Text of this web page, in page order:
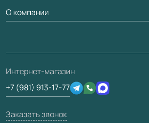
Погонаж
Вопрос-ответ
Отзывы клиентов
Техническая информация
Юридическая информация
Доставка
Дизайнерам / архитекторам
3D-модели
О компании
О фабрике
Сертификаты
Производство
Вакансии
Интернет-магазин
+7 (981) 913-17-77
Заказать звонок